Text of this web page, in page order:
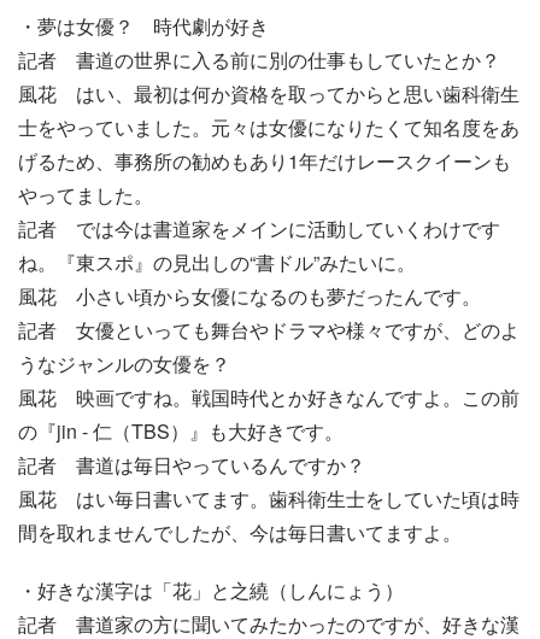
・夢は女優？ 時代劇が好き
記者 書道の世界に入る前に別の仕事もしていたとか？
風花 はい、最初は何か資格を取ってからと思い歯科衛生
士をやっていました。元々は女優になりたくて知名度をあ
げるため、事務所の勧めもあり1年だけレースクイーンも
やってました。
記者 では今は書道家をメインに活動していくわけです
ね。『東スポ』の見出しの“書ドル”みたいに。
風花 小さい頃から女優になるのも夢だったんです。
記者 女優といっても舞台やドラマや様々ですが、どのよ
うなジャンルの女優を？
風花 映画ですね。戦国時代とか好きなんですよ。この前
の『jin - 仁（TBS）』も大好きです。
記者 書道は毎日やっているんですか？
風花 はい毎日書いてます。歯科衛生士をしていた頃は時
間を取れませんでしたが、今は毎日書いてますよ。
・好きな漢字は「花」と之繞（しんにょう）
記者 書道家の方に聞いてみたかったのですが、好きな漢